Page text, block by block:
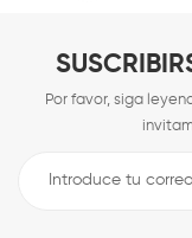
Por favor, siga